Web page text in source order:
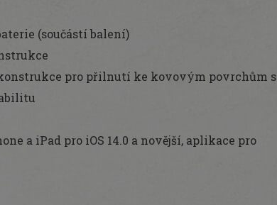
(součástí balení)
pro přilnutí ke kovovým povrchům s
a iPad pro iOS 14.0 a novější, aplikace pro